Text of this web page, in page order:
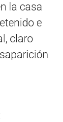
la casa
e
claro